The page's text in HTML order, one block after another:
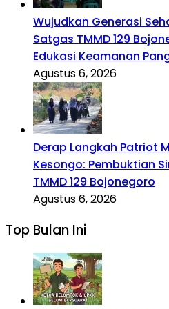
Wujudkan Generasi
Satgas TMMD 129
Edukasi Keamanan
Agustus 6, 2026
Derap Langkah Patriot
Kesongo: Pembuktian
TMMD 129 Bojonegoro
Agustus 6, 2026
Top Bulan Ini